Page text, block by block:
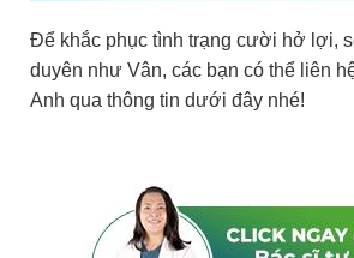
Để khắc phục tình trạng cười hở lợi,
duyên như Vân, các bạn có thể liên
Anh qua thông tin dưới đây nhé!